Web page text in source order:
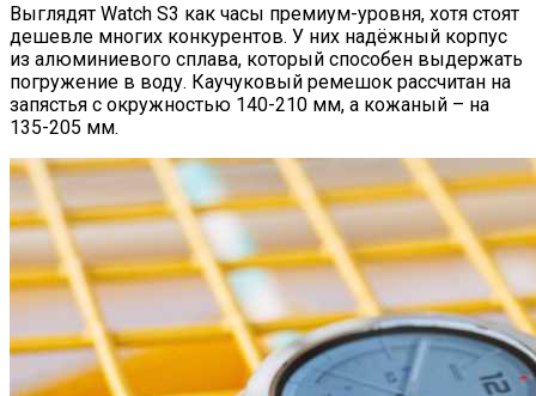
Выглядят Watch S3 как часы премиум-уровня, хотя стоят
дешевле многих конкурентов. У них надёжный корпус
из алюминиевого сплава, который способен выдержать
погружение в воду. Каучуковый ремешок рассчитан на
запястья с окружностью 140-210 мм, а кожаный – на
135-205 мм.